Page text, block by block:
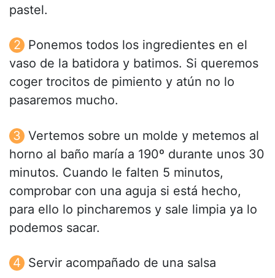
pastel.
Ponemos todos los ingredientes en el
vaso de la batidora y batimos. Si queremos
coger trocitos de pimiento y atún no lo
pasaremos mucho.
Vertemos sobre un molde y metemos al
horno al baño maría a 190º durante unos 30
minutos. Cuando le falten 5 minutos,
comprobar con una aguja si está hecho,
para ello lo pincharemos y sale limpia ya lo
podemos sacar.
Servir acompañado de una salsa